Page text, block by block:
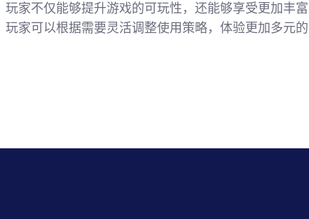
家不仅能够提升游戏的可玩性，还能够享受更加丰富
家可以根据需要灵活调整使用策略，体验更加多元的